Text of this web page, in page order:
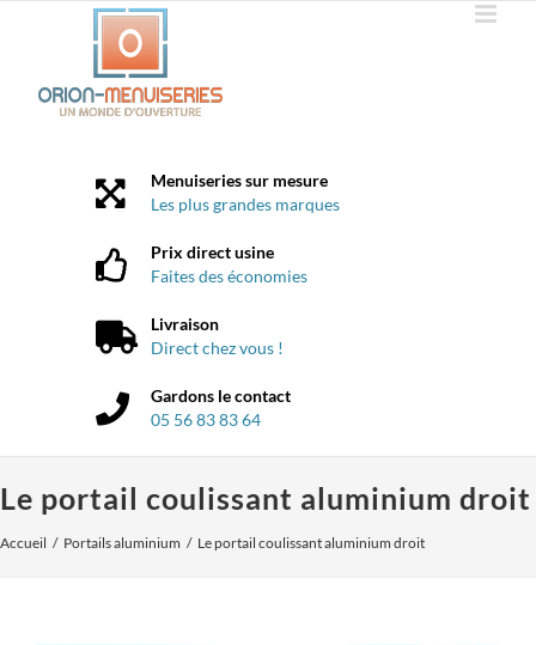
Menuiseries sur mesure
Les plus grandes marques
Prix direct usine
Faites des économies
Livraison
Direct chez vous !
Gardons le contact
05 56 83 83 64
Le portail coulissant aluminium droit
Accueil Portails aluminium Le portail coulissant aluminium droit